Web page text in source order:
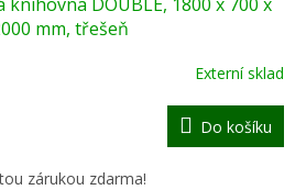
A
R
M
A
mm, třešeň
Externí sklad
Do košíku
zárukou zdarma!